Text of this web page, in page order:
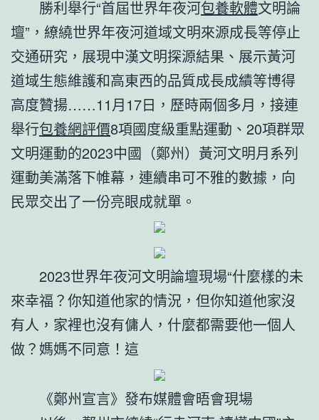
勝利舉行“首屆世界年夜河包養軟體文明論
壇”，繚繞世界年夜河道域文明來源成長等停止
交通研究，展現中漢文明探源結果、展示黃河
道域生態維護和高東西的品質成長成績等博得
高度贊揚……11月17日，歷時兩個多月，接連
舉行包養網評價8項國度級重點運動、20項群眾
文明運動的2023中國（鄭州）黃河文明月系列
運動美滿落下帷幕，連續串可不雅的數據，向
民眾交出了一份亮眼成就單。
2023世界年夜河文明論壇現場“什麼樣的未
來幸福？你知道他家的情況，但你知道他家沒
有人，家裡也沒有傭人，什麼都需要他一個人
做？媽媽不同意！這
《鄭州宣言》發布媒體會晤會現場